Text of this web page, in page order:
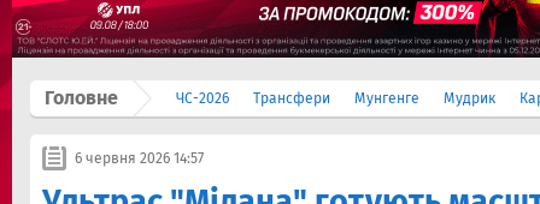
Головне ЧС-2026 Трансфери Мунгенге Мудрик
6 червня 2026 14:57